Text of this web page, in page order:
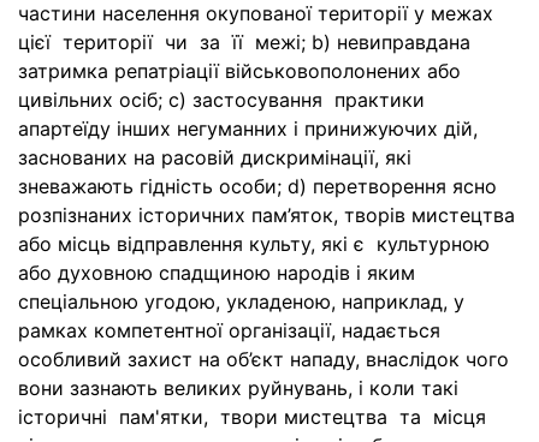
частини населення окупованої території у межах
цієї території чи за її межі; b) невиправдана
затримка репатріації військовополонених або
цивільних осіб; c) застосування практики
апартеїду інших негуманних і принижуючих дій,
заснованих на расовій дискримінації, які
зневажають гідність особи; d) перетворення ясно
розпізнаних історичних пам’яток, творів мистецтва
або місць відправлення культу, які є культурною
або духовною спадщиною народів і яким
спеціальною угодою, укладеною, наприклад, у
рамках компетентної організації, надається
особливий захист на об’єкт нападу, внаслідок чого
вони зазнають великих руйнувань, і коли такі
історичні пам'ятки, твори мистецтва та місця